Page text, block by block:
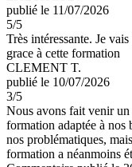
publié le 11/07/2026
5/5
Très intéressante. Je
grace à cette formation
CLEMENT T.
publié le 10/07/2026
3/5
Nous avons fait venir
formation adaptée à nos
nos problématiques,
formation a néanmoins